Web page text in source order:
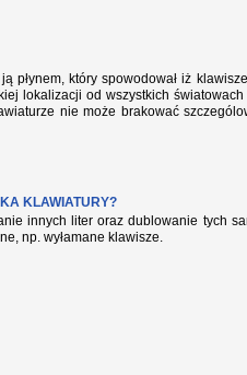
płynem, który spowodował iż
lokalizacji od wszystkich
nie może brakować
KLAWIATURY?
innych liter oraz dublowanie tych
np. wyłamane klawisze.